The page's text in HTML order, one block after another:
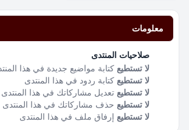
معلومات
صلاحيات المنتدى
لا تستطيع كتابة مواضيع جديدة في هذا
لا تستطيع كتابة ردود في هذا المنتدى
لا تستطيع تعديل مشاركاتك في هذا المنتدى
لا تستطيع حذف مشاركاتك في هذا المنتدى
لا تستطيع إرفاق ملف في هذا المنتدى